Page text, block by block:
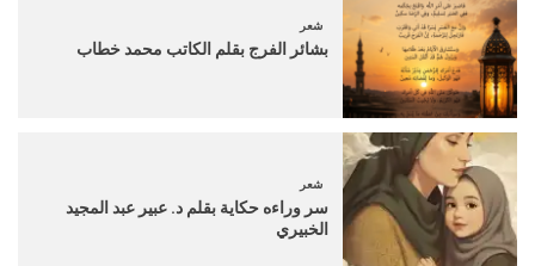
شعر
بشائر الفرج بقلم الكاتب محمد خطاب
شعر
سر وراءه حكاية بقلم د. عبير عبد المجيد
الخبيري